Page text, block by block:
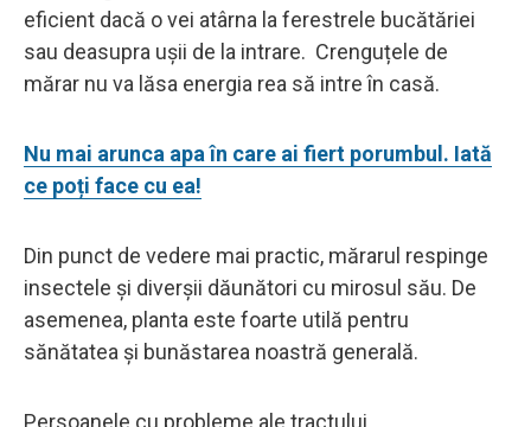
eficient dacă o vei atârna la ferestrele bucătăriei
sau deasupra ușii de la intrare. Crenguțele de
mărar nu va lăsa energia rea să intre în casă.
Nu mai arunca apa în care ai fiert porumbul. Iată
ce poți face cu ea!
Din punct de vedere mai practic, mărarul respinge
insectele și diverșii dăunători cu mirosul său. De
asemenea, planta este foarte utilă pentru
sănătatea și bunăstarea noastră generală.
Persoanele cu probleme ale tractului